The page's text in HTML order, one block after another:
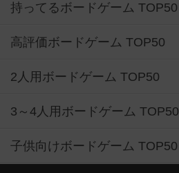
持ってるボードゲーム TOP50
高評価ボードゲーム TOP50
2人用ボードゲーム TOP50
3～4人用ボードゲーム TOP50
子供向けボードゲーム TOP50